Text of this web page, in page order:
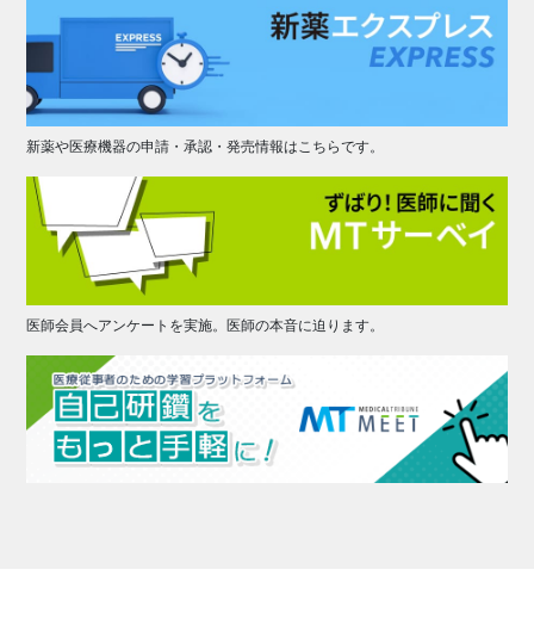
新薬や医療機器の申請・承認・発売情報はこちらです。
医師会員へアンケートを実施。医師の本音に迫ります。